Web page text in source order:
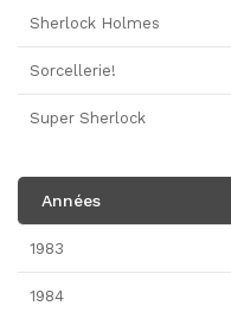
Sherlock Holmes
Sorcellerie!
Super Sherlock
Années
1983
1984